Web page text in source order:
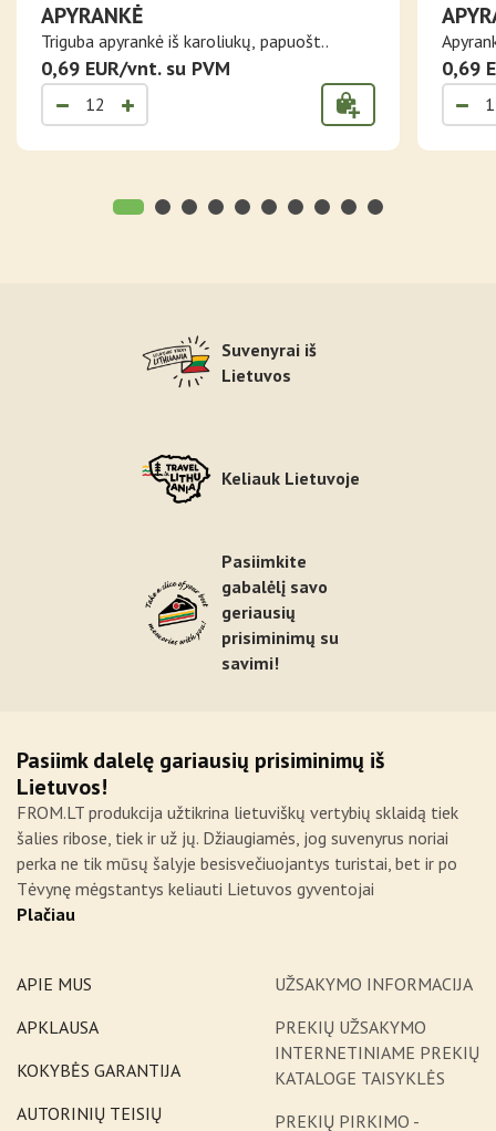
APYRANKĖ
Triguba apyrankė iš karoliukų, papuošt..
0,69 EUR/vnt. su PVM 0,69
Suvenyrai iš
Lietuvos
Keliauk Lietuvoje
Pasiimkite
gabalėlį savo
geriausių
prisiminimų su
savimi!
Pasiimk dalelę gariausių prisiminimų iš
Lietuvos!
FROM.LT produkcija užtikrina lietuviškų vertybių sklaidą tiek
šalies ribose, tiek ir už jų. Džiaugiamės, jog suvenyrus noriai
perka ne tik mūsų šalyje besisvečiuojantys turistai, bet ir po
Tėvynę mėgstantys keliauti Lietuvos gyventojai
Plačiau
APIE MUS
APKLAUSA
KOKYBĖS GARANTIJA
AUTORINIŲ TEISIŲ
UŽSAKYMO INFORMACIJA
PREKIŲ UŽSAKYMO
INTERNETINIAME PREKIŲ
KATALOGE TAISYKLĖS
PREKIŲ PIRKIMO -